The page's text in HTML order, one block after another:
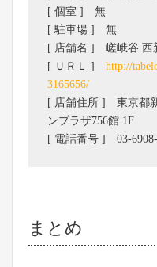
[ 個室 ] 無
[ 駐車場 ] 無
[ 店舗名 ] 嵯峨谷 西
[ ＵＲＬ ] http://
3165656/
[ 店舗住所 ] 東京都
ンプラザ756館 1F
[ 電話番号 ] 03-
まとめ